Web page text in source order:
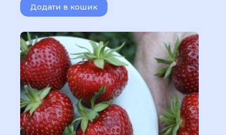
Додати в кошик